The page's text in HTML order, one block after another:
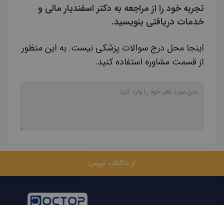
تجربه خود را از مراجعه به دکتر اسفندیار مالی و
خدمات دریافتی بنویسید.
اینجا محل درج سوالات پزشکی نیست. به این منظور
از قسمت مشاوره استفاده کنید.
از داکتاپ بپرس